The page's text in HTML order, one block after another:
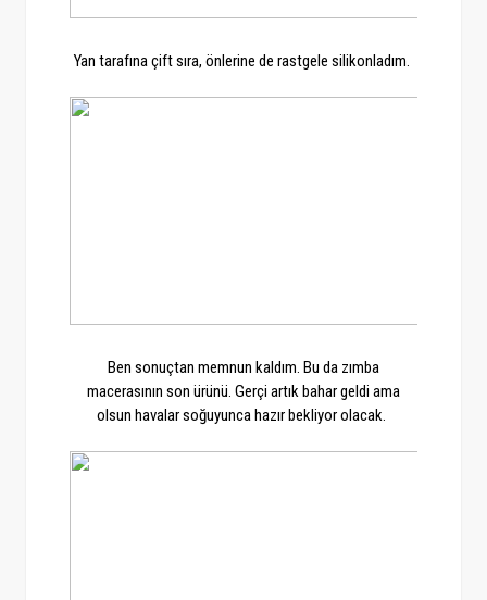
Yan tarafına çift sıra, önlerine de rastgele silikonladım.
Ben sonuçtan memnun kaldım. Bu da zımba
macerasının son ürünü. Gerçi artık bahar geldi ama
olsun havalar soğuyunca hazır bekliyor olacak.